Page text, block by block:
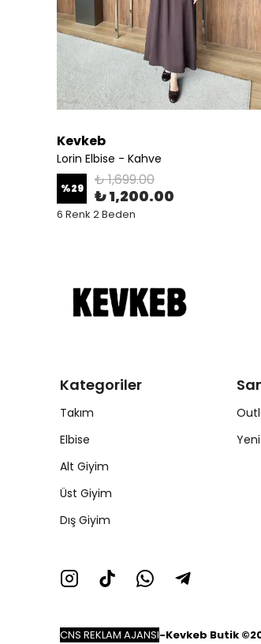
Kevkeb
Lorin Elbise - Kahve
%29 ₺ 1,699.00
₺ 1,200.00
6 Renk 2 Beden
Kategoriler
Takım
Elbise
Alt Giyim
Üst Giyim
Dış Giyim
CNS REKLAM AJANSI-Kevkeb Butik